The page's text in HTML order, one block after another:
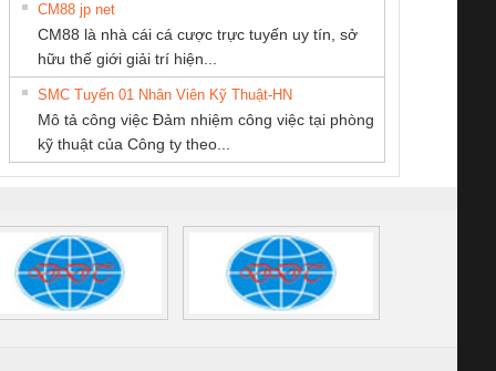
sát chuỗi
tấm pin
16I+
(2502520000)
Bộ chỉnh lưu nguồn
điện TRANSCLINIC
BKE 1K5.4
(7791400879)2. Giá
Nẹp nhôm chống
trơn Đà Nẵng
TNHH TM QC
Miền
Thương Mại SX
Ba Miền
MEKONG MARINE
CM88 jp net
CM88 là nhà cái cá cược trực tuyến uy tín, sở
hữu thế giới giải trí hiện...
SMC Tuyển 01 Nhân Viên Kỹ Thuật-HN
Mô tả công việc Đảm nhiệm công việc tại phòng
kỹ thuật của Công ty theo...